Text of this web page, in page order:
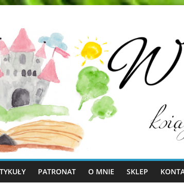
PATRONAT O MNIE SKLEP